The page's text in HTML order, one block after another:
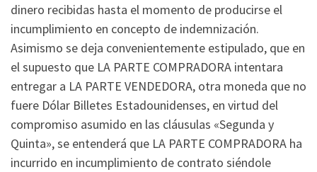
dinero recibidas hasta el momento de producirse el
incumplimiento en concepto de indemnización.
Asimismo se deja convenientemente estipulado, que en
el supuesto que LA PARTE COMPRADORA intentara
entregar a LA PARTE VENDEDORA, otra moneda que no
fuere Dólar Billetes Estadounidenses, en virtud del
compromiso asumido en las cláusulas «Segunda y
Quinta», se entenderá que LA PARTE COMPRADORA ha
incurrido en incumplimiento de contrato siéndole